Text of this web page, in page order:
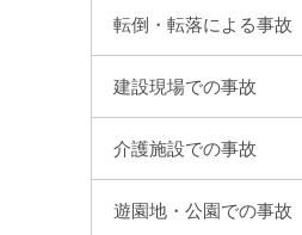
転倒・転落による事故
建設現場での事故
介護施設での事故
遊園地・公園での事故